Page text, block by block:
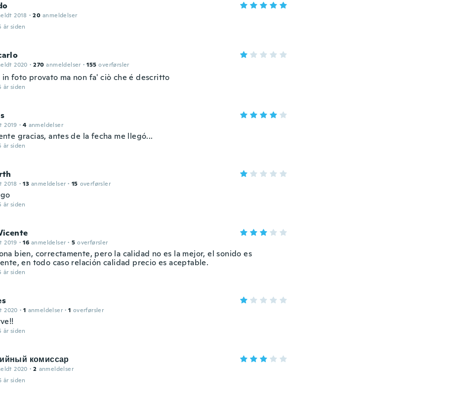
2018 · 20 anmeldelser
år siden
2020 · 270 anmeldelser · 155 overførsler
in foto provato ma non fa' ciò che é descritto
år siden
2019 · 4 anmeldelser
gracias, antes de la fecha me llegó...
år siden
2018 · 13 anmeldelser · 15 overførsler
år siden
2019 · 16 anmeldelser · 5 overførsler
bien, correctamente, pero la calidad no es la mejor, el sonido es
en todo caso relación calidad precio es aceptable.
år siden
2020 · 1 anmeldelser · 1 overførsler
år siden
комиссар
2020 · 2 anmeldelser
år siden